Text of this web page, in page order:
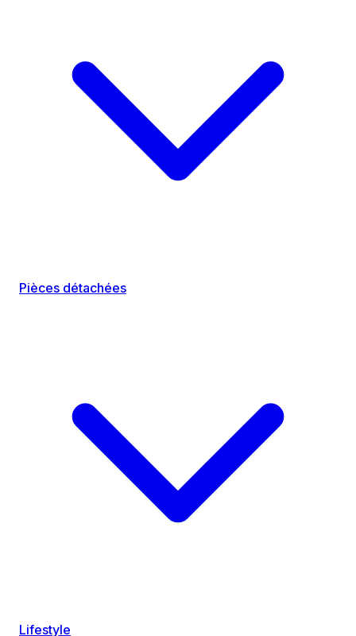
Pièces détachées
Lifestyle